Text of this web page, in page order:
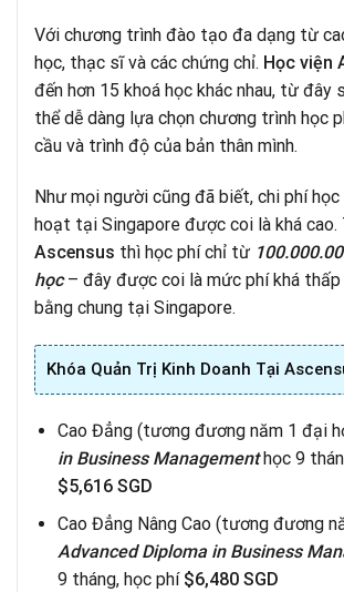
Với chương trình đào tạo đa dạng từ
học, thạc sĩ và các chứng chỉ. Học viện
đến hơn 15 khoá học khác nhau, từ đây
thể dễ dàng lựa chọn chương trình học
cầu và trình độ của bản thân mình.
Như mọi người cũng đã biết, chi phí
hoạt tại Singapore được coi là khá cao.
Ascensus thì học phí chỉ từ
học– đây được coi là mức phí khá
bằng chung tại Singapore.
Khóa Quản Trị Kinh Doanh Tại
Cao Đẳng (tương đương năm 1 đại
in Business Managementhọc 9
$5,616 SGD
Cao Đẳng Nâng Cao (tương đương
Advanced Diploma in Business
9 tháng, học phí $6,480 SGD